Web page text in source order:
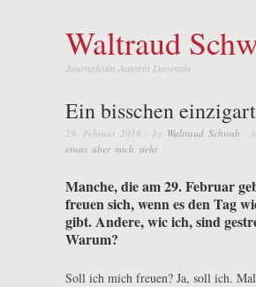
Waltraud
Journalistin Autorin Dozentin
Ein bisschen
29. Februar 2016 · by Waltraud Schwab ·
etwas über mich steht
Manche, die am 29. Februar
freuen sich, wenn es den Tag
gibt. Andere, wic ich, sind
Warum?
Soll ich mich freuen? Ja, soll ich.